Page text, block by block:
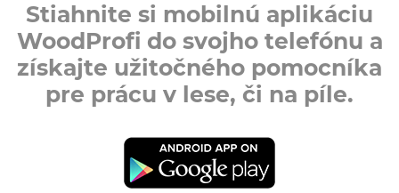
Stiahnite si mobilnú aplikáciu
WoodProfi do svojho telefónu a
získajte užitočného pomocníka
pre prácu v lese, či na píle.